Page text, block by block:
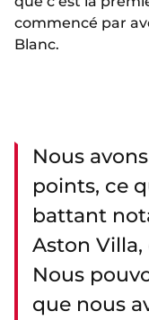
commencé par
Blanc.
Nous
points, ce
battant
Aston
Nous
que nous